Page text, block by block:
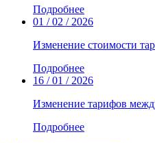
Подробнее
01 / 02 / 2026
Изменение стоимости
Подробнее
16 / 01 / 2026
Изменение тарифов
Подробнее